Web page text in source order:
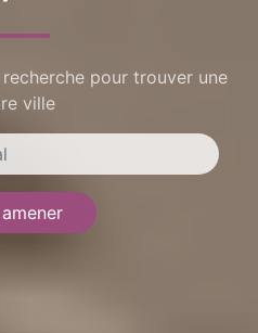
pour trouver une
ville